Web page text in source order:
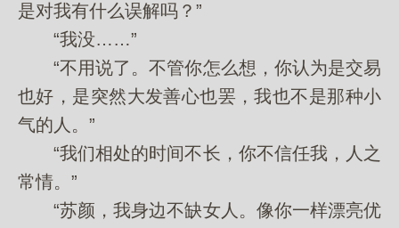
是对我有什么误解吗？”
“我没……”
“不用说了。不管你怎么想，你认为是交易
也好，是突然大发善心也罢，我也不是那种小
气的人。”
“我们相处的时间不长，你不信任我，人之
常情。”
“苏颜，我身边不缺女人。像你一样漂亮优